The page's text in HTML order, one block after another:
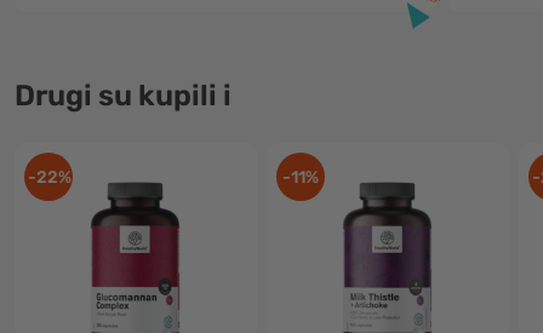
Drugi su kupili i
-22% -11% -